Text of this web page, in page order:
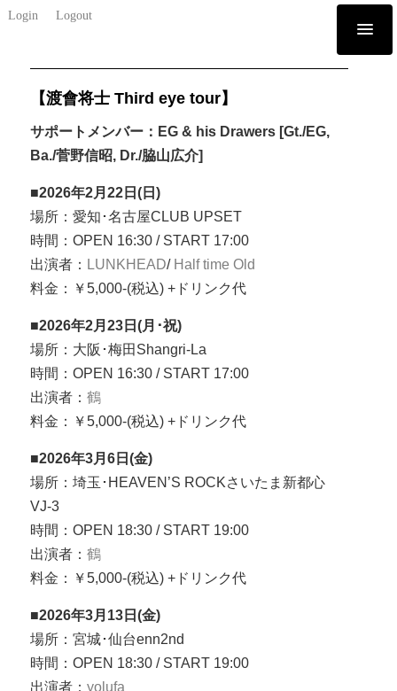
Login Logout
【渡會将士 Third eye tour】
サポートメンバー：EG & his Drawers [Gt./EG,
Ba./菅野信昭, Dr./脇山広介]
■2026年2月22日(日)
場所：愛知･名古屋CLUB UPSET
時間：OPEN 16:30 / START 17:00
出演者： LUNKHEAD/ Half time Old
料金：￥5,000-(税込) +ドリンク代
■2026年2月23日(月･祝)
場所：大阪･梅田Shangri-La
時間：OPEN 16:30 / START 17:00
出演者：鶴
料金：￥5,000-(税込) +ドリンク代
■2026年3月6日(金)
場所：埼玉･HEAVEN’S ROCKさいたま新都心
VJ-3
時間：OPEN 18:30 / START 19:00
出演者：鶴
料金：￥5,000-(税込) +ドリンク代
■2026年3月13日(金)
場所：宮城･仙台enn2nd
時間：OPEN 18:30 / START 19:00
出演者：yolufa